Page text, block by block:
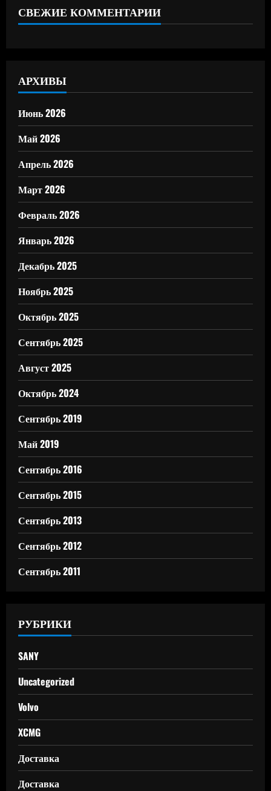
СВЕЖИЕ КОММЕНТАРИИ
АРХИВЫ
Июнь 2026
Май 2026
Апрель 2026
Март 2026
Февраль 2026
Январь 2026
Декабрь 2025
Ноябрь 2025
Октябрь 2025
Сентябрь 2025
Август 2025
Октябрь 2024
Сентябрь 2019
Май 2019
Сентябрь 2016
Сентябрь 2015
Сентябрь 2013
Сентябрь 2012
Сентябрь 2011
РУБРИКИ
SANY
Uncategorized
Volvo
XCMG
Доставка
Доставка